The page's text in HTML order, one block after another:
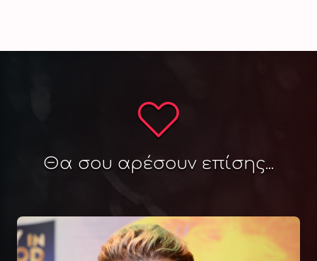
Θα σου αρέσουν επίσης...